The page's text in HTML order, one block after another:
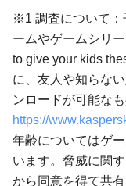
※1 調査について：
ームやゲームシリ
to give your kids
に、友人や知らな
ンロードが可能な
https://
年齢についてはゲ
います。脅威に関
から同意を得て共